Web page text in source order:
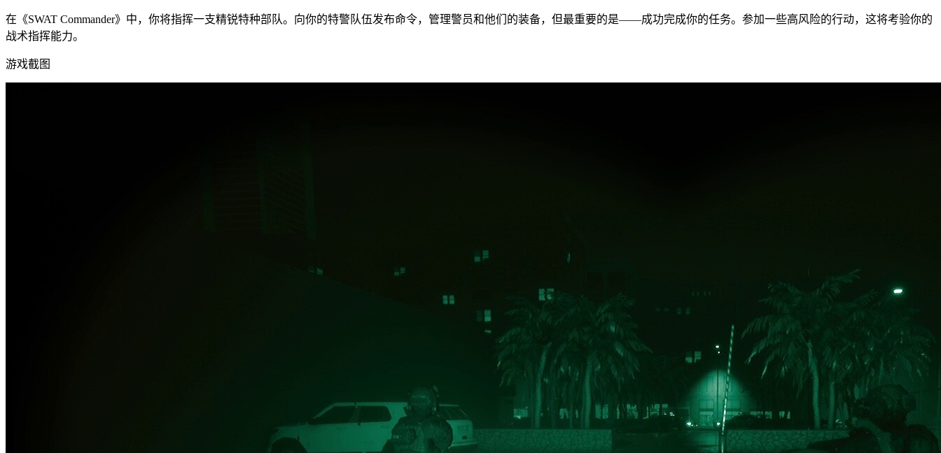
在《SWAT Commander》中，你将指挥一支精锐特种部队。向你的特警队伍发布命令，管理警员和他们的装备，但最重要的是——成功完成你的任务。参加一些高风险的行动，这将考验你的
战术指挥能力。
游戏截图